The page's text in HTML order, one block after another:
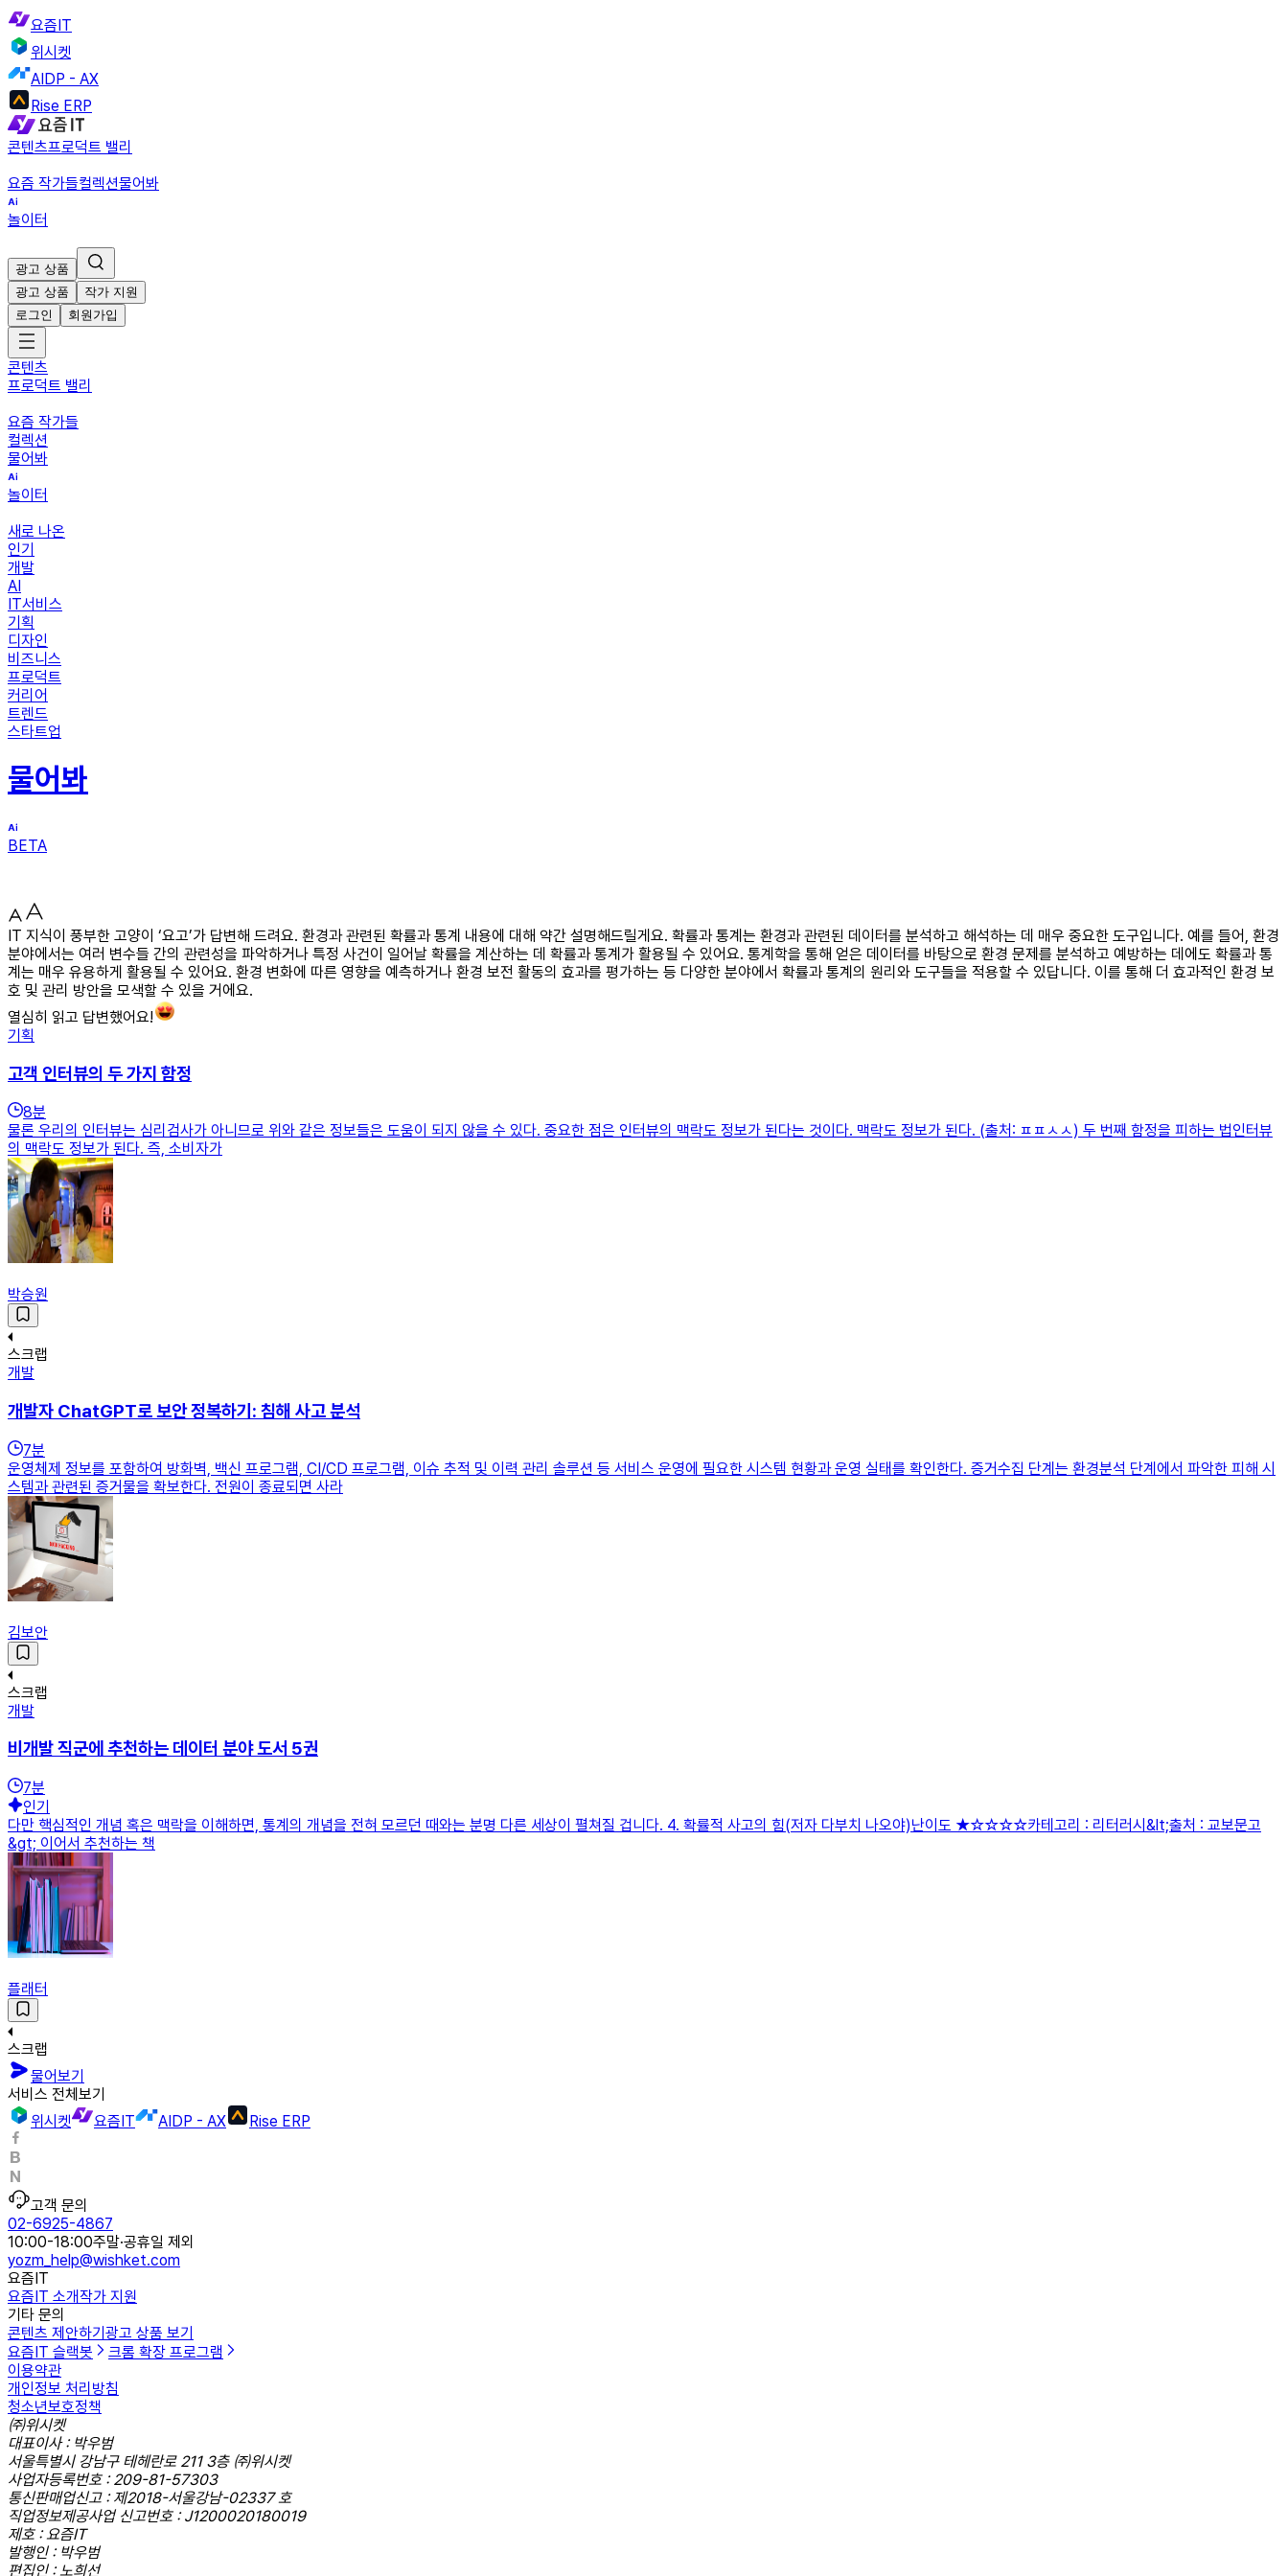
요즘IT
위시켓
AIDP - AX
Rise ERP
콘텐츠프로덕트 밸리
요즘 작가들컬렉션물어봐
놀이터
광고 상품
광고 상품
작가 지원
로그인
회원가입
콘텐츠
프로덕트 밸리
요즘 작가들
컬렉션
물어봐
놀이터
새로 나온
인기
개발
AI
IT서비스
기획
디자인
비즈니스
프로덕트
커리어
트렌드
스타트업
물어봐
BETA
IT 지식이 풍부한 고양이 ‘요고’가 답변해 드려요. 환경과 관련된 확률과 통계 내용에 대해 약간 설명해드릴게요. 확률과 통계는 환경과 관련된 데이터를 분석하고 해석하는 데 매우 중요한 도구입니다. 예를 들어, 환경
분야에서는 여러 변수들 간의 관련성을 파악하거나 특정 사건이 일어날 확률을 계산하는 데 확률과 통계가 활용될 수 있어요. 통계학을 통해 얻은 데이터를 바탕으로 환경 문제를 분석하고 예방하는 데에도 확률과 통
계는 매우 유용하게 활용될 수 있어요. 환경 변화에 따른 영향을 예측하거나 환경 보전 활동의 효과를 평가하는 등 다양한 분야에서 확률과 통계의 원리와 도구들을 적용할 수 있답니다. 이를 통해 더 효과적인 환경 보
호 및 관리 방안을 모색할 수 있을 거에요.
열심히 읽고 답변했어요!
기획
고객 인터뷰의 두 가지 함정
8분
물론 우리의 인터뷰는 심리검사가 아니므로 위와 같은 정보들은 도움이 되지 않을 수 있다. 중요한 점은 인터뷰의 맥락도 정보가 된다는 것이다. 맥락도 정보가 된다. (출처: ㅍㅍㅅㅅ) 두 번째 함정을 피하는 법인터뷰
의 맥락도 정보가 된다. 즉, 소비자가
박승원
스크랩
개발
개발자 ChatGPT로 보안 정복하기: 침해 사고 분석
7분
운영체제 정보를 포함하여 방화벽, 백신 프로그램, CI/CD 프로그램, 이슈 추적 및 이력 관리 솔루션 등 서비스 운영에 필요한 시스템 현황과 운영 실태를 확인한다. 증거수집 단계는 환경분석 단계에서 파악한 피해 시
스템과 관련된 증거물을 확보한다. 전원이 종료되면 사라
김보안
스크랩
개발
비개발 직군에 추천하는 데이터 분야 도서 5권
7분
인기
다만 핵심적인 개념 혹은 맥락을 이해하면, 통계의 개념을 전혀 모르던 때와는 분명 다른 세상이 펼쳐질 겁니다. 4. 확률적 사고의 힘(저자 다부치 나오야)난이도 ★☆☆☆☆카테고리 : 리터러시&lt;출처 : 교보문고
&gt; 이어서 추천하는 책
플래터
스크랩
물어보기
서비스 전체보기
위시켓
요즘IT AIDP - AX Rise ERP
고객 문의
02-6925-4867
10:00-18:00주말·공휴일 제외
yozm_help@wishket.com
요즘IT
요즘IT 소개작가 지원
기타 문의
콘텐츠 제안하기 광고 상품 보기
요즘IT 슬랙봇
크롬 확장 프로그램
이용약관
개인정보 처리방침
청소년보호정책
㈜위시켓
대표이사 : 박우범
서울특별시 강남구 테헤란로 211 3층 ㈜위시켓
사업자등록번호 : 209-81-57303
통신판매업신고 : 제2018-서울강남-02337 호
직업정보제공사업 신고번호 : J1200020180019
제호 : 요즘IT
발행인 : 박우범
편집인 : 노희선